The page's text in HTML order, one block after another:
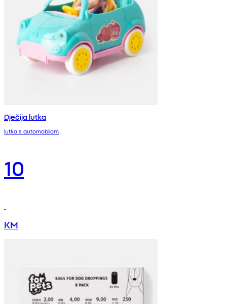
Dječija lutka
lutka s automobilom
10
KM